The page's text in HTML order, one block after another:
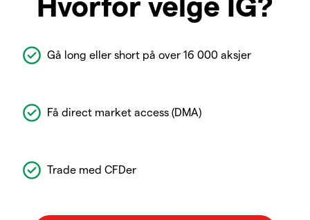
Gå long eller short på over 16 000 aksjer
Få direct market access (DMA)
Trade med CFDer